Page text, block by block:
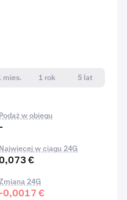
mies. 1 rok
5 lat
Podaż w obiegu
Najwięcej w ciągu 24G
€
24G
0,0017 €